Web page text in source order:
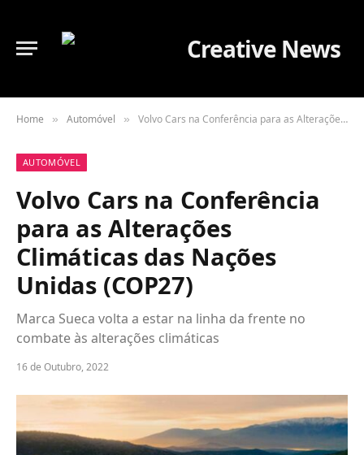
Home » Automóvel » Volvo Cars na Conferência para as Alterações Climáticas das Nações Unidas (COP27)
AUTOMÓVEL
Volvo Cars na Conferência
para as Alterações
Climáticas das Nações
Unidas (COP27)
Marca Sueca volta a estar na linha da frente no
combate às alterações climáticas
16 de Outubro, 2022